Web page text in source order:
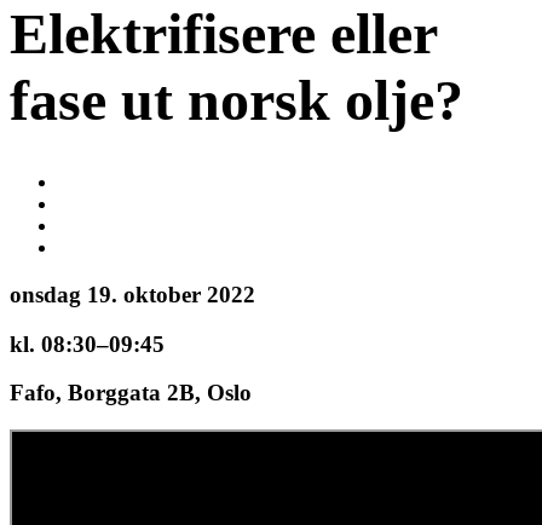
Elektrifisere eller
fase ut norsk olje?
onsdag 19. oktober 2022
kl. 08:30–09:45
Fafo, Borggata 2B, Oslo